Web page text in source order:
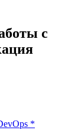
с
*